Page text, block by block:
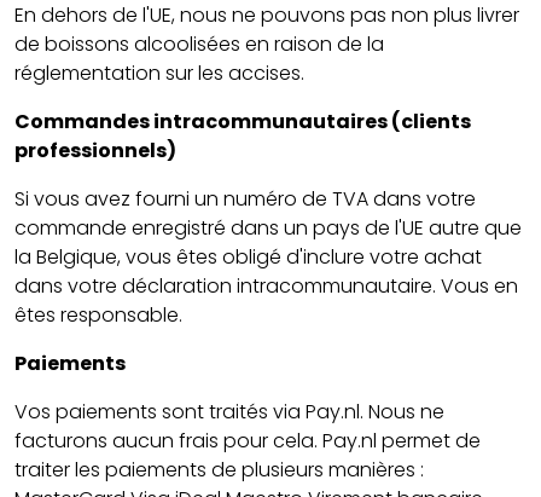
En dehors de l'UE, nous ne pouvons pas non plus livrer
de boissons alcoolisées en raison de la
réglementation sur les accises.
Commandes intracommunautaires (clients
professionnels)
Si vous avez fourni un numéro de TVA dans votre
commande enregistré dans un pays de l'UE autre que
la Belgique, vous êtes obligé d'inclure votre achat
dans votre déclaration intracommunautaire. Vous en
êtes responsable.
Paiements
Vos paiements sont traités via Pay.nl. Nous ne
facturons aucun frais pour cela. Pay.nl permet de
traiter les paiements de plusieurs manières :